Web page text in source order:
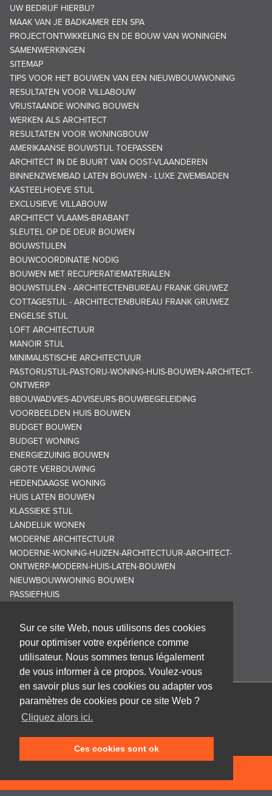
Sur ce site Web, nous utilisons des cookies
pour optimiser votre expérience comme
utilisateur. Nous sommes tenus légalement
de vous informer à ce propos. Voulez-vous
en savoir plus sur les cookies ou adapter vos
paramètres de cookies pour ce site Web ?
Cliquez alors ici.
Ces cookies sont ok
UW BEDRIJF HIERBIJ?
MAAK VAN JE BADKAMER EEN SPA
PROJECTONTWIKKELING EN DE BOUW VAN WONINGEN
SAMENWERKINGEN
SITEMAP
TIPS VOOR HET BOUWEN VAN EEN NIEUWBOUWWONING
RESULTATEN VOOR VILLABOUW
VRIJSTAANDE WONING BOUWEN
WERKEN ALS ARCHITECT
RESULTATEN VOOR WONINGBOUW
AMERIKAANSE BOUWSTIJL TOEPASSEN
ARCHITECT IN DE BUURT VAN OOST-VLAANDEREN
BINNENZWEMBAD LATEN BOUWEN - LUXE ZWEMBADEN
KASTEELHOEVE STIJL
EXCLUSIEVE VILLABOUW
ARCHITECT VLAAMS-BRABANT
SLEUTEL OP DE DEUR BOUWEN
BOUWSTIJLEN
BOUWCOORDINATIE NODIG
BOUWEN MET RECUPERATIEMATERIALEN
BOUWSTIJLEN - ARCHITECTENBUREAU FRANK GRUWEZ
COTTAGESTIJL - ARCHITECTENBUREAU FRANK GRUWEZ
ENGELSE STIJL
LOFT ARCHITECTUUR
MANOIR STIJL
MINIMALISTISCHE ARCHITECTUUR
PASTORIJSTIJL-PASTORIJ-WONING-HUIS-BOUWEN-ARCHITECT-
ONTWERP
BBOUWADVIES-ADVISEURS-BOUWBEGELEIDING
VOORBEELDEN HUIS BOUWEN
BUDGET BOUWEN
BUDGET WONING
ENERGIEZUINIG BOUWEN
GROTE VERBOUWING
HEDENDAAGSE WONING
HUIS LATEN BOUWEN
KLASSIEKE STIJL
LANDELIJK WONEN
MODERNE ARCHITECTUUR
MODERNE-WONING-HUIZEN-ARCHITECTUUR-ARCHITECT-
ONTWERP-MODERN-HUIS-LATEN-BOUWEN
NIEUWBOUWWONING BOUWEN
PASSIEFHUIS
Cabinet d'architecture Frank GRUWEZ bvba
9700 Oudenaarde
T +32 (0)55 45 53 63
Speldenstraat 10